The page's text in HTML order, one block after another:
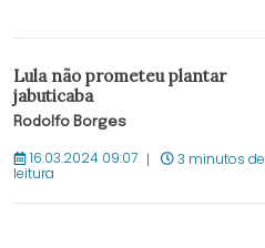
Lula não prometeu plantar
jabuticaba
Rodolfo Borges
16.03.2024 09:07 3 minutos de
leitura